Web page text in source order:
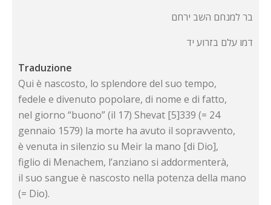
בר למנחם השב ירחם
דמו עלם בזרוע יד
Traduzione
Qui è nascosto, lo splendore del suo tempo,
fedele e divenuto popolare, di nome e di fatto,
nel giorno “buono” (il 17) Shevat [5]339 (= 24
gennaio 1579) la morte ha avuto il sopravvento,
è venuta in silenzio su Meir la mano [di Dio],
figlio di Menachem, l’anziano si addormenterà,
il suo sangue è nascosto nella potenza della mano
(= Dio).